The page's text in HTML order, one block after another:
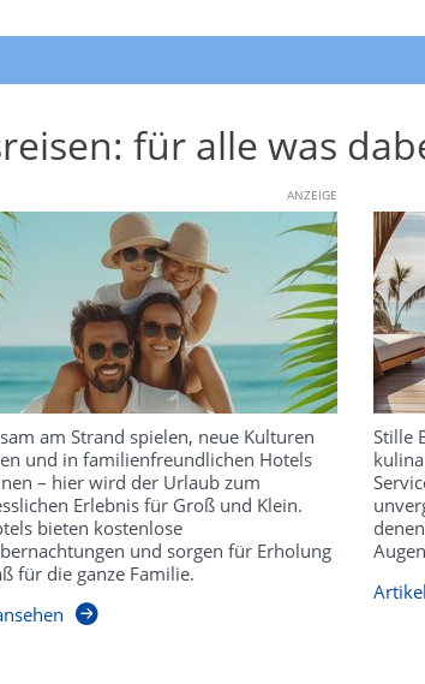
für alle was
ANZEIGE
am Strand spielen, neue Kulturen
und in familienfreundlichen Hotels
– hier wird der Urlaub zum
Erlebnis für Groß und Klein.
bieten kostenlose
und sorgen für Erholung
für die ganze Familie.
Stille